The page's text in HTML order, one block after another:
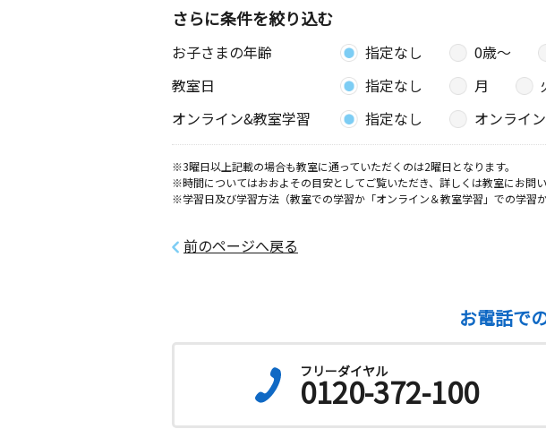
さらに条件を絞り込む
お子さまの年齢 指定なし 0歳〜
教室日
指定なし 月
オンライン&教室学習
指定なし オンライ
※3曜日以上記載の場合も教室に通っていただくのは2曜日となります。
※時間についてはおおよその目安としてご覧いただき、詳しくは教室にお問
※学習日及び学習方法（教室での学習か「オンライン＆教室学習」での学習
前のページへ戻る
お電話で
フリーダイヤル
0120-372-100